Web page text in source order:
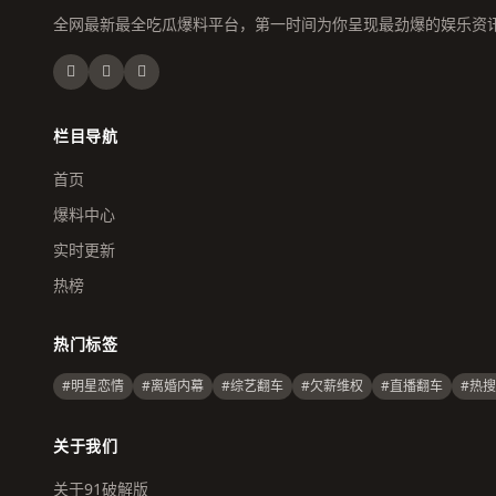
全网最新最全吃瓜爆料平台，第一时间为你呈现最劲爆的娱乐资
栏目导航
首页
爆料中心
实时更新
热榜
热门标签
#明星恋情 #离婚内幕 #综艺翻车 #欠薪维权 #直播翻车 #热
关于我们
关于91破解版